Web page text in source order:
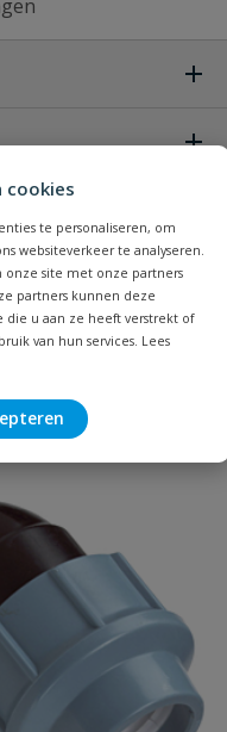
cookies
te personaliseren, om
websiteverkeer te analyseren.
onze site met onze partners
partners kunnen deze
u aan ze heeft verstrekt of
van hun services. Lees
Stel jouw
vraag
T-stuk